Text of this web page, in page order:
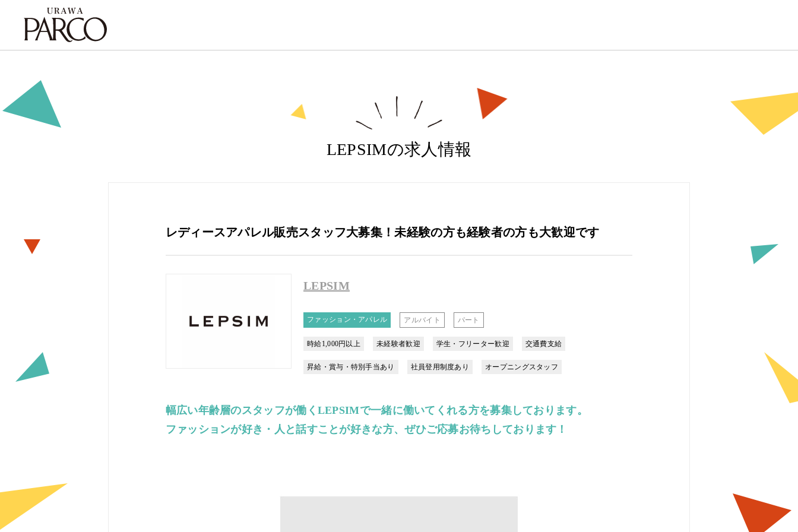
LEPSIMの求人情報
レディースアパレル販売スタッフ大募集！未経験の方も経験者の方も大歓迎です
LEPSIM
ファッション・アパレル アルバイト パート
時給1,000円以上 未経験者歓迎 学生・フリーター歓迎 交通費支給
昇給・賞与・特別手当あり 社員登用制度あり オープニングスタッフ
幅広い年齢層のスタッフが働くLEPSIMで一緒に働いてくれる方を募集しております。
ファッションが好き・人と話すことが好きな方、ぜひご応募お待ちしております！